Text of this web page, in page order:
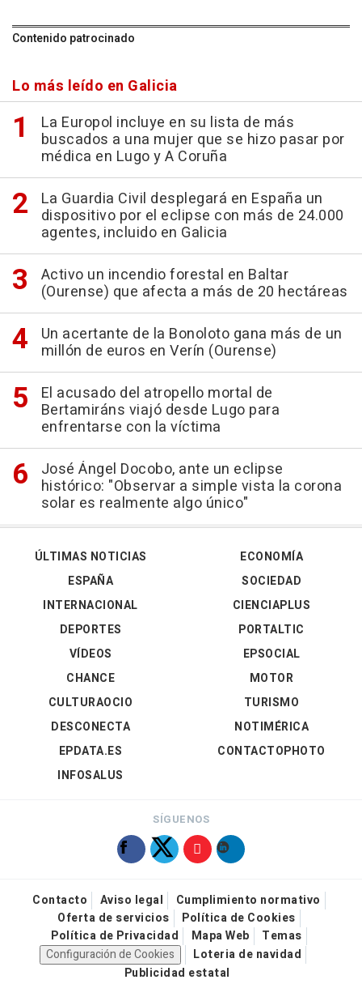
Contenido patrocinado
Lo más leído en Galicia
La Europol incluye en su lista de más
buscados a una mujer que se hizo pasar por
médica en Lugo y A Coruña
La Guardia Civil desplegará en España un
dispositivo por el eclipse con más de 24.000
agentes, incluido en Galicia
Activo un incendio forestal en Baltar
(Ourense) que afecta a más de 20 hectáreas
Un acertante de la Bonoloto gana más de un
millón de euros en Verín (Ourense)
El acusado del atropello mortal de
Bertamiráns viajó desde Lugo para
enfrentarse con la víctima
José Ángel Docobo, ante un eclipse
histórico: "Observar a simple vista la corona
solar es realmente algo único"
ÚLTIMAS NOTICIAS
ESPAÑA
INTERNACIONAL
DEPORTES
VÍDEOS
ECONOMÍA
SOCIEDAD
CIENCIAPLUS
PORTALTIC
EPSOCIAL
CHANCE
CULTURAOCIO
DESCONECTA
EPDATA.ES
INFOSALUS
MOTOR
TURISMO
NOTIMÉRICA
CONTACTOPHOTO
SÍGUENOS
Contacto Aviso legal
Cumplimiento normativo
Oferta de servicios
Política de Cookies
Política de Privacidad
Mapa Web
Temas
Configuración de Cookies
Loteria de navidad
Publicidad estatal